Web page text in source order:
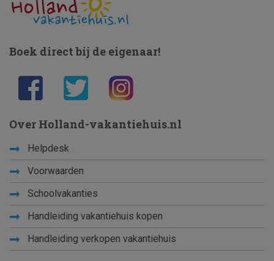
Boek direct bij de eigenaar!
Over Holland-vakantiehuis.nl
Helpdesk
Voorwaarden
Schoolvakanties
Handleiding vakantiehuis kopen
Handleiding verkopen vakantiehuis